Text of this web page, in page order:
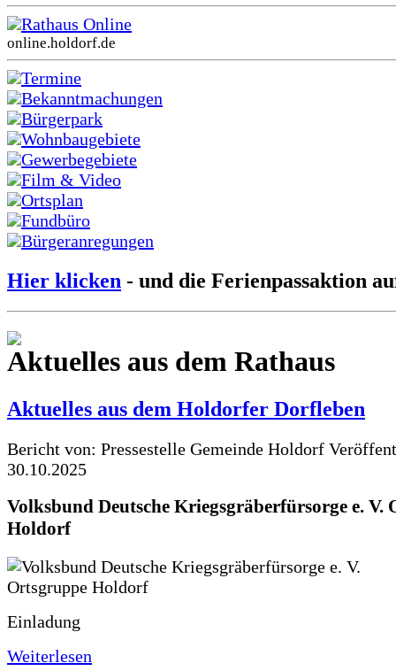
Rathaus Online
online.holdorf.de
Termine
Bekanntmachungen
Bürgerpark
Wohnbaugebiete
Gewerbegebiete
Film & Video
Ortsplan
Fundbüro
Bürgeranregungen
Hier klicken - und die Ferienpassaktion
Aktuelles aus dem Rathaus
Aktuelles aus dem Holdorfer Dorfleben
Bericht von: Pressestelle Gemeinde Holdorf
30.10.2025
Volksbund Deutsche Kriegsgräberfürsorge e. V.
Holdorf
Einladung
Weiterlesen